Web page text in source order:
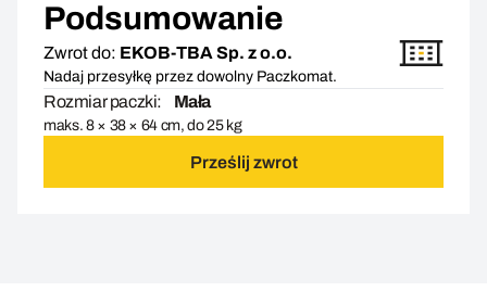
Podsumowanie
Zwrot do: EKOB-TBA Sp. z o.o.
Nadaj przesyłkę przez dowolny Paczkomat.
Rozmiar paczki: Mała
maks. 8 × 38 × 64 cm, do 25 kg
Prześlij zwrot